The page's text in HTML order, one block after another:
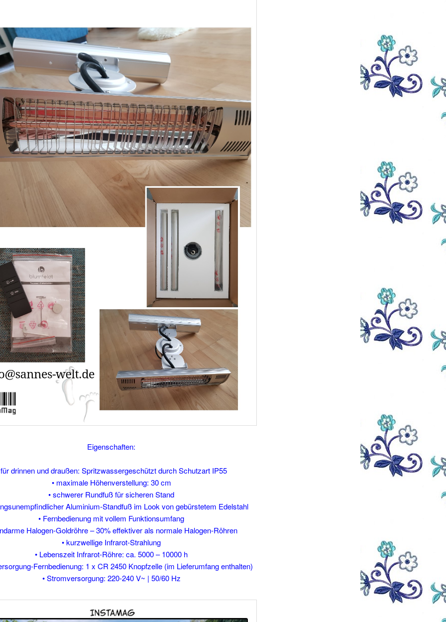
Eigenschaften:
für drinnen und draußen: Spritzwassergeschützt durch Schutzart IP55
• maximale Höhenverstellung: 30 cm
• schwerer Rundfuß für sicheren Stand
Aluminium-Standfuß im Look von gebürstetem Edelstahl
• Fernbedienung mit vollem Funktionsumfang
Halogen-Goldröhre – 30% effektiver als normale Halogen-Röhren
• kurzwellige Infrarot-Strahlung
• Lebenszeit Infrarot-Röhre: ca. 5000 – 10000 h
Fernbedienung: 1 x CR 2450 Knopfzelle (im Lieferumfang enthalten)
• Stromversorgung: 220-240 V~ | 50/60 Hz